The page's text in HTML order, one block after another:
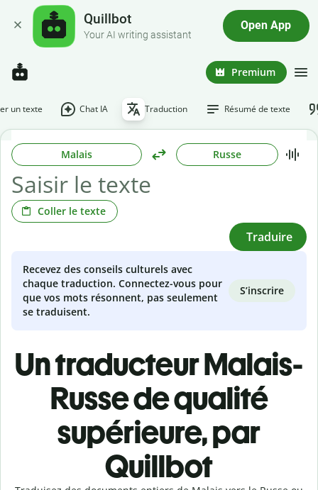
Quillbot
Your AI writing assistant
Open App
Premium
un texte Chat IA Traduction Résumé de texte
Malais Russe
Coller le texte
Traduire
Recevez des conseils culturels avec
chaque traduction. Connectez-vous pour
que vos mots résonnent, pas seulement
se traduisent.
S’inscrire
Un traducteur Malais-
Russe de qualité
supérieure, par
Quillbot